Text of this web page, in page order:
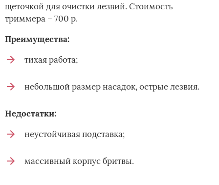
щеточкой для очистки лезвий. Стоимость
триммера – 700 р.
Преимущества:
тихая работа;
небольшой размер насадок, острые лезвия.
Недостатки:
неустойчивая подставка;
массивный корпус бритвы.